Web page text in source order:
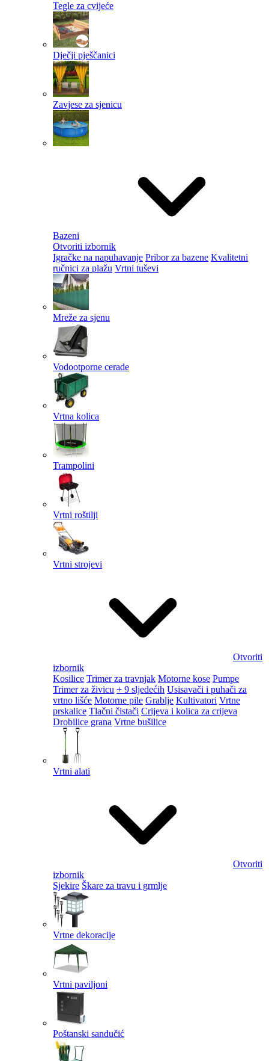
Tegle za cvijeće
Dječji pješčanici
Zavjese za sjenicu
Bazeni
Otvoriti izbornik
Igračke na napuhavanje Pribor za bazene Kvalitetni
ručnici za plažu Vrtni tuševi
Mreže za sjenu
Vodootporne cerade
Vrtna kolica
Trampolini
Vrtni roštilji
Vrtni strojevi
Otvoriti
izbornik
Kosilice Trimer za travnjak Motorne kose Pumpe
Trimer za živicu + 9 sljedećih Usisavači i puhači za
vrtno lišće Motorne pile Grablje Kultivatori Vrtne
prskalice Tlačni čistači Crijeva i kolica za crijeva
Drobilice grana Vrtne bušilice
Vrtni alati
Otvoriti
izbornik
Sjekire Škare za travu i grmlje
Vrtne dekoracije
Vrtni paviljoni
Poštanski sandučić